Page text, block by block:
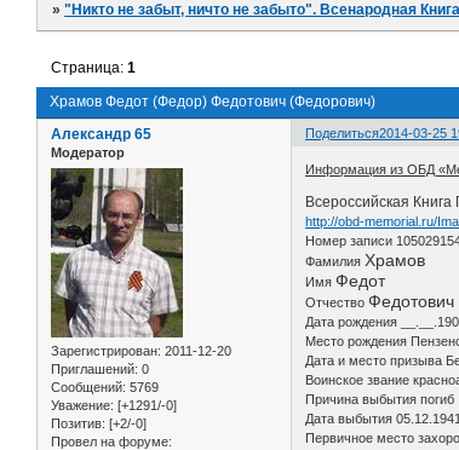
»"Никто не забыт, ничто не забыто". Всенародная
Храмов Федот (Федор) Федотович (Федорович)
Страница:1
Поделиться2014-03-25
Александр 65
Модератор
Зарегистрирован: 2011-12-20
Приглашений: 0
Сообщений: 5769
Уважение: [+1291/-0]
Позитив: [+2/-0]
Провел на форуме:
Информация из ОБД
Всероссийская
http://obd-memorial.ru/
Номер записи
Фамилия Храмов
ИмяФедот
ОтчествоФедотович
Дата рождения
Место рождения
Дата и место призыва
Воинское звание
Причина выбытия погиб
Дата выбытия 05.12.1941
Первичное место